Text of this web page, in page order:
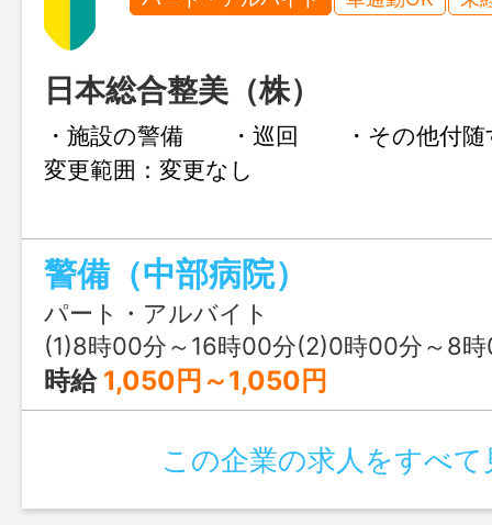
日本総合整美（株）
・施設の警備 ・巡回 ・その他
変更範囲：変更なし
警備（中部病院）
パート・アルバイト
(1)8時00分～16時00分(2)0時00分～8
時給 1,050円～1,050円
この企業の求人をすべて